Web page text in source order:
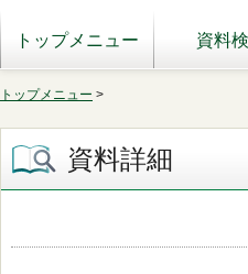
トップメニュー 資料
トップメニュー >
資料詳細